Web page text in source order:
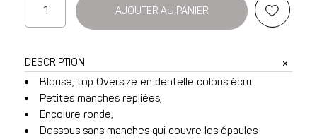
avec
dentelle
AJOUTER AU PANIER
DESCRIPTION
Blouse, top Oversize en dentelle coloris écru
Petites manches repliées,
Encolure ronde,
Dessous sans manches qui couvre les épaules